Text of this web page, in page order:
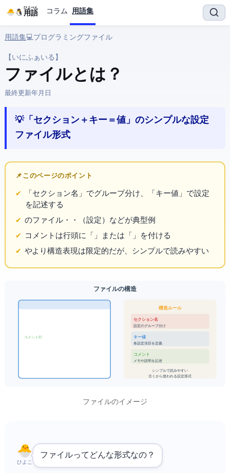
IT用語
ひよぺん コラム 用語集
用語集› 💻 プログラミング › INIファイル
【いにふぁいる】
INIファイル とは？
最終更新:2026年4月18日
💡 「セクション＋キー＝値」のシンプルな設定
ファイル形式
📌 このページのポイント
「[セクション名]」でグループ分け、「キー = 値」で設定
を記述する
の.iniファイル・php.ini・my.ini（設定）などが典型例
コメントは行頭に「;」または「#」を付ける
やTOMLより構造表現は限定的だが、シンプルで読みやすい
INIファイルの構造
; コメント行
構造ルール
[セクション名]
設定のグループ分け
キー = 値
各設定項目を定義
; コメント
メモや説明を記述
シンプルで読みやすい
古くから使われる設定形式
INIファイルのイメージ
ひよこ
INIファイルってどんな形式なの？